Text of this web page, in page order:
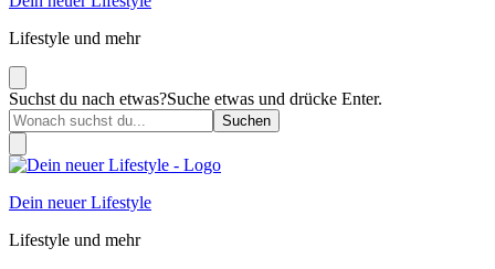
Lifestyle und mehr
Suchst du nach etwas?Suche etwas und drücke Enter.
Dein neuer Lifestyle
Lifestyle und mehr